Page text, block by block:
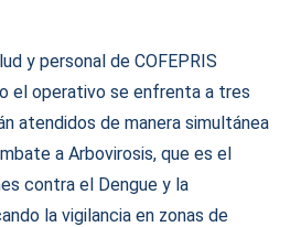
y personal de COFEPRIS
el operativo se enfrenta a tres
atendidos de manera simultánea
a Arbovirosis, que es el
contra el Dengue y la
la vigilancia en zonas de